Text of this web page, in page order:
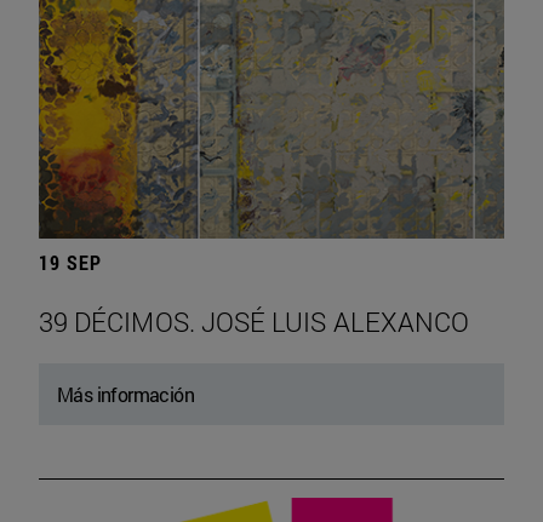
19 SEP
39 DÉCIMOS. JOSÉ LUIS ALEXANCO
Más información